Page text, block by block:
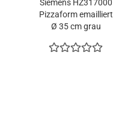
Siemens HZ317000
Pizzaform emailliert
Ø 35 cm grau